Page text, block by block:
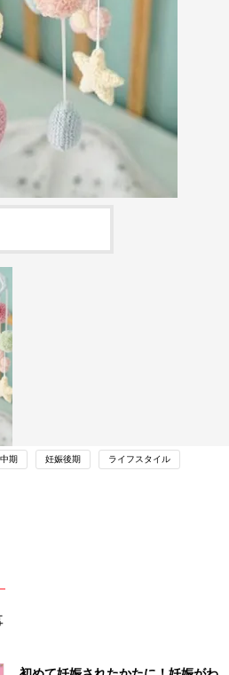
期 妊娠後期 ライフスタイル